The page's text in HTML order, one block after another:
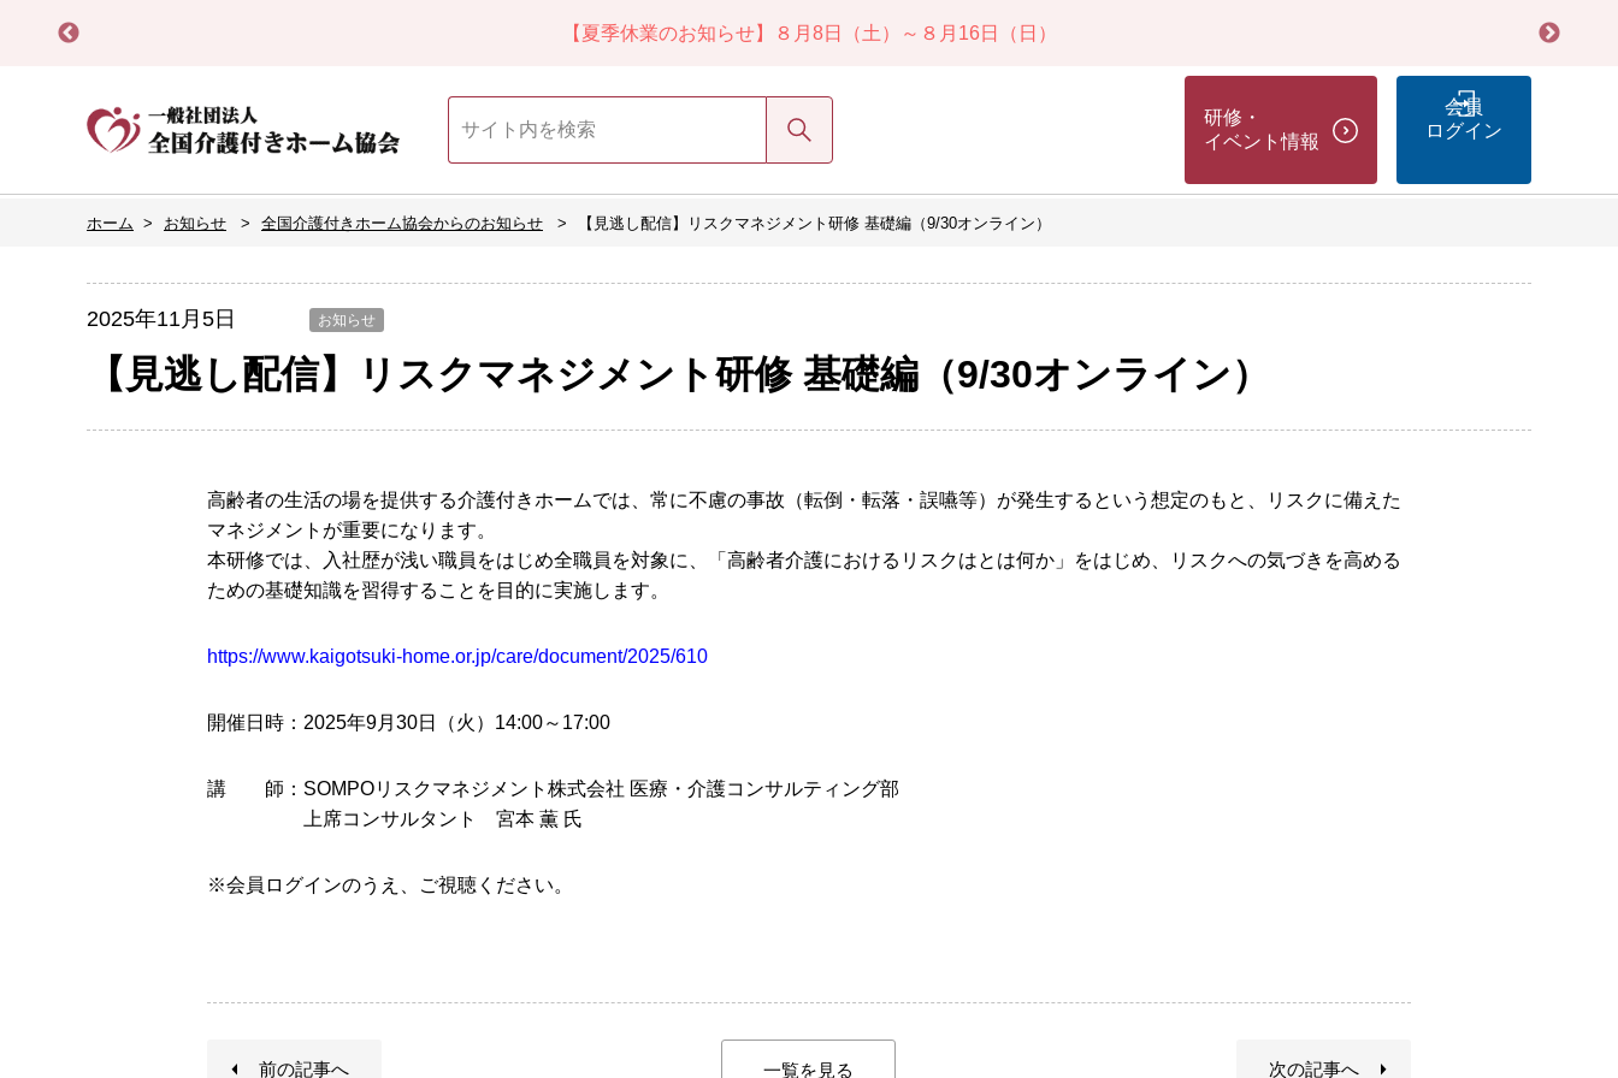
【夏季休業のお知らせ】８月8日（土）～８月16日（日）
検索
研修・
イベント情報
会員
ログイン
ホーム お知らせ 全国介護付きホーム協会からのお知らせ 【見逃し配信】リスクマネジメント研修 基礎編（9/30オンライン）
2025年11月5日 お知らせ
【見逃し配信】リスクマネジメント研修 基礎編（9/30オンライン）
高齢者の生活の場を提供する介護付きホームでは、常に不慮の事故（転倒・転落・誤嚥等）が発生するという想定のもと、リスクに備えた
マネジメントが重要になります。
本研修では、入社歴が浅い職員をはじめ全職員を対象に、「高齢者介護におけるリスクはとは何か」をはじめ、リスクへの気づきを高める
ための基礎知識を習得することを目的に実施します。
https://www.kaigotsuki-home.or.jp/care/document/2025/610
開催日時：2025年9月30日（火）14:00～17:00
講 師：SOMPOリスクマネジメント株式会社 医療・介護コンサルティング部
上席コンサルタント 宮本 薫 氏
※会員ログインのうえ、ご視聴ください。
前の記事へ 一覧を見る 次の記事へ